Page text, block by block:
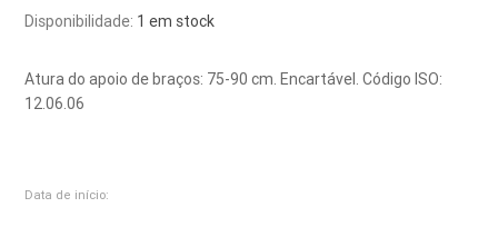
Disponibilidade: 1 em stock
Atura do apoio de braços: 75-90 cm. Encartável. Código ISO:
12.06.06
Data de início: